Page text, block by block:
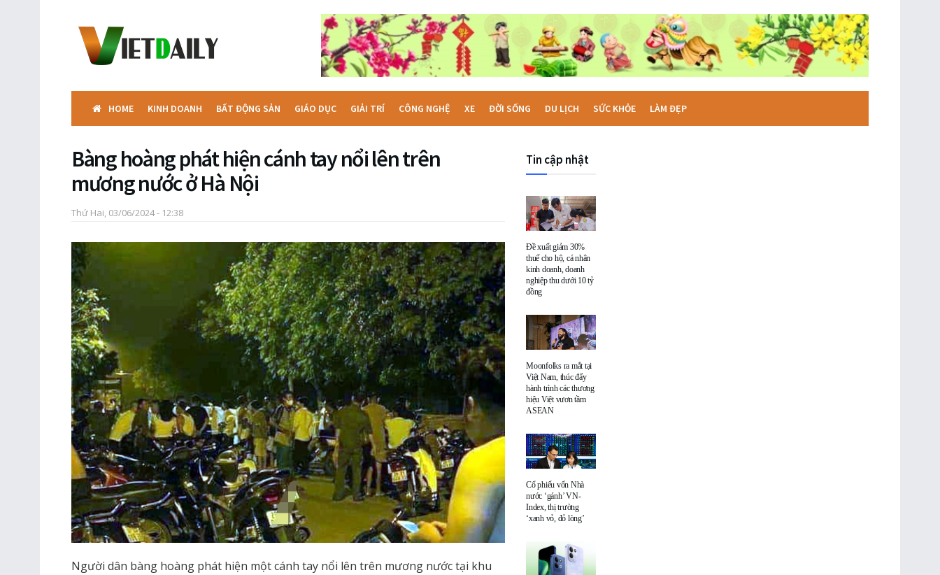
HOME KINH DOANH BẤT ĐỘNG SẢN GIÁO DỤC GIẢI TRÍ CÔNG NGHỆ XE ĐỜI SỐNG DU LỊCH SỨC KHỎE LÀM ĐẸP
Bàng hoàng phát hiện cánh tay nổi lên trên
mương nước ở Hà Nội
Thứ Hai, 03/06/2024 - 12:38
Người dân bàng hoàng phát hiện một cánh tay nổi lên trên mương nước tại khu
Tin cập nhật
Đề xuất giảm 30%
thuế cho hộ, cá nhân
kinh doanh, doanh
nghiệp thu dưới 10 tỷ
đồng
Moonfolks ra mắt tại
Việt Nam, thúc đẩy
hành trình các thương
hiệu Việt vươn tầm
ASEAN
Cổ phiếu vốn Nhà
nước ‘gánh’ VN-
Index, thị trường
‘xanh vỏ, đỏ lòng’